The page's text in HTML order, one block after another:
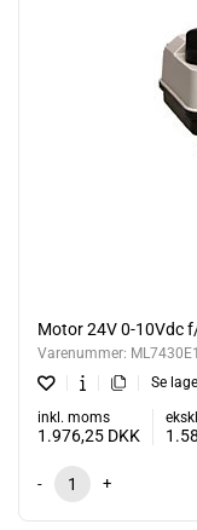
Motor 24V 0-10Vdc
Varenummer:
Se
inkl. moms
1.976,25 DKK
- +